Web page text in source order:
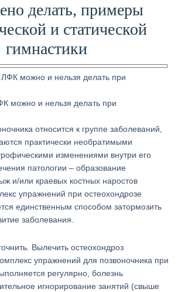
делать, примеры
и статической
гимнастики
можно и нельзя делать при
относится к группе заболеваний,
практически необратимыми
изменениями внутри его
патологии – образование
и/или краевых костных наростов
упражнений при остеохондрозе
единственным способом затормозить
заболевания.
Вылечить остеохондроз
упражнений для позвоночника при
регулярно, болезнь
игнорирование занятий (свыше